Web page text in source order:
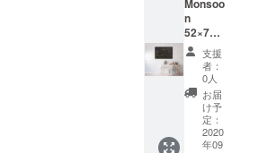
いただ
きま
す。 ※
備考欄
にご要
望をご
記載く
ださ
い。 ※
備考欄
にご記
Monsoo
n
52×74c
m 紙に
アクリ
ル、イ
ンク
支援
者：
0人
お届
け予
定：
2020
年09